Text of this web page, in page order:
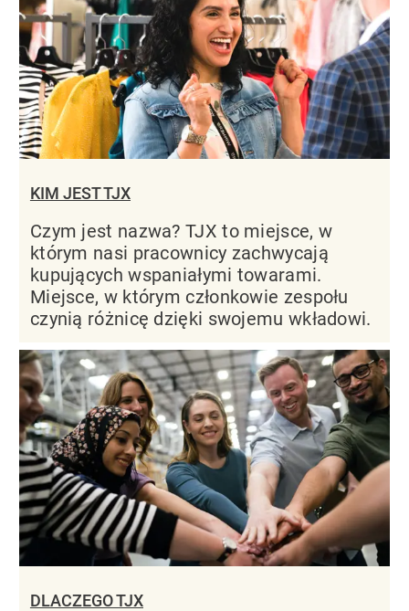
KIM JEST TJX
Czym jest nazwa? TJX to miejsce, w
którym nasi pracownicy zachwycają
kupujących wspaniałymi towarami.
Miejsce, w którym członkowie zespołu
czynią różnicę dzięki swojemu wkładowi.
DLACZEGO TJX